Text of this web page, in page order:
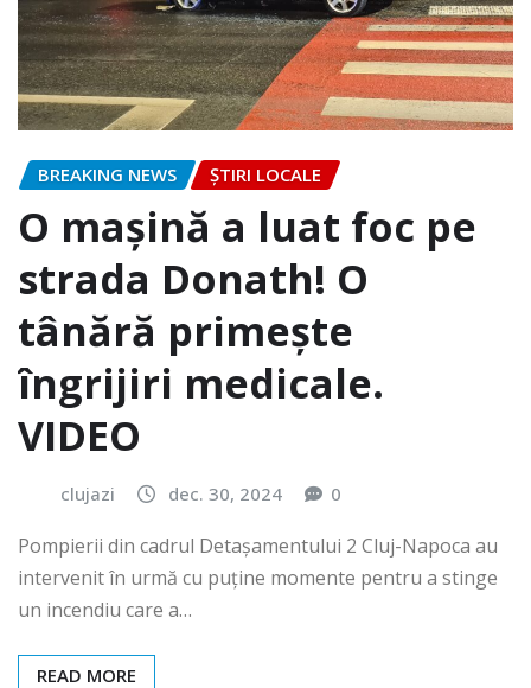
BREAKING NEWS ȘTIRI LOCALE
O mașină a luat foc pe
strada Donath! O
tânără primește
îngrijiri medicale.
VIDEO
clujazi dec. 30, 2024 0
Pompierii din cadrul Detașamentului 2 Cluj-Napoca au
intervenit în urmă cu puține momente pentru a stinge
un incendiu care a…
READ MORE